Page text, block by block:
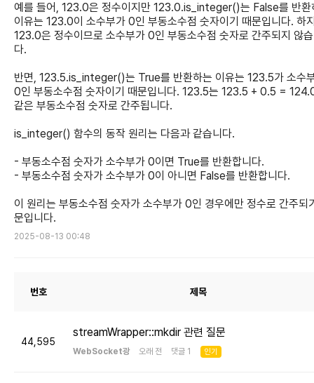
예를 들어, 123.0은 정수이지만 123.0.is_integer()는 False를 반환
이유는 123.0이 소수부가 0인 부동소수점 숫자이기 때문입니다. 하
123.0은 정수이므로 소수부가 0인 부동소수점 숫자로 간주되지 않
다.
반면, 123.5.is_integer()는 True를 반환하는 이유는 123.5가 소수
0인 부동소수점 숫자이기 때문입니다. 123.5는 123.5 + 0.5 =
같은 부동소수점 숫자로 간주됩니다.
is_integer() 함수의 동작 원리는 다음과 같습니다.
- 부동소수점 숫자가 소수부가 0이면 True를 반환합니다.
- 부동소수점 숫자가 소수부가 0이 아니면 False를 반환합니다.
이 원리는 부동소수점 숫자가 소수부가 0인 경우에만 정수로 간주되
문입니다.
2025-08-13 00:48
번호 제목
44,595
streamWrapper::mkdir 관련 질문
WebSocket광 오래 전 댓글 1 인기